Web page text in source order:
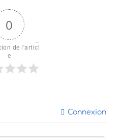
0
de l'articl
e
Connexion